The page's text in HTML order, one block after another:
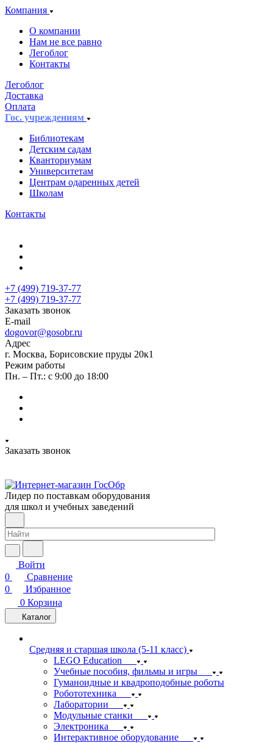
Компания
О компании
Нам не все равно
Легоблог
Контакты
Легоблог
Доставка
Оплата
Гос. учреждениям
Библиотекам
Детским садам
Кванториумам
Университетам
Центрам одаренных детей
Школам
Контакты
+7 (499) 719-37-77
+7 (499) 719-37-77
Заказать звонок
E-mail
dogovor@gosobr.ru
Адрес
г. Москва, Борисовские пруды 20к1
Режим работы
Пн. – Пт.: с 9:00 до 18:00
Заказать звонок
Лидер по поставкам оборудования
для школ и учебных заведений
Войти
0
Сравнение
0
Избранное
0 Корзина
Каталог
Средняя и старшая школа (5-11 класс)
LEGO Education
Учебные пособия, фильмы и игры
Гуманоидные и квадроподобные роботы
Робототехника
Лаборатории
Модульные станки
Электроника
Интерактивное оборудование